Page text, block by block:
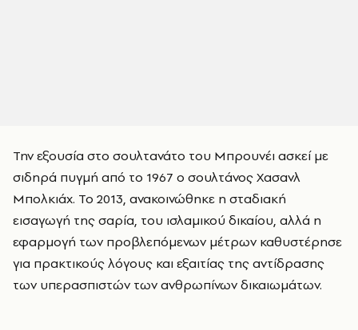
Την εξουσία στο σουλτανάτο του Μπρουνέι ασκεί με
σιδηρά πυγμή από το 1967 ο σουλτάνος Χασανλ
Μπολκιάχ. Το 2013, ανακοινώθηκε η σταδιακή
εισαγωγή της σαρία, του ισλαμικού δικαίου, αλλά η
εφαρμογή των προβλεπόμενων μέτρων καθυστέρησε
για πρακτικούς λόγους και εξαιτίας της αντίδρασης
των υπερασπιστών των ανθρωπίνων δικαιωμάτων.